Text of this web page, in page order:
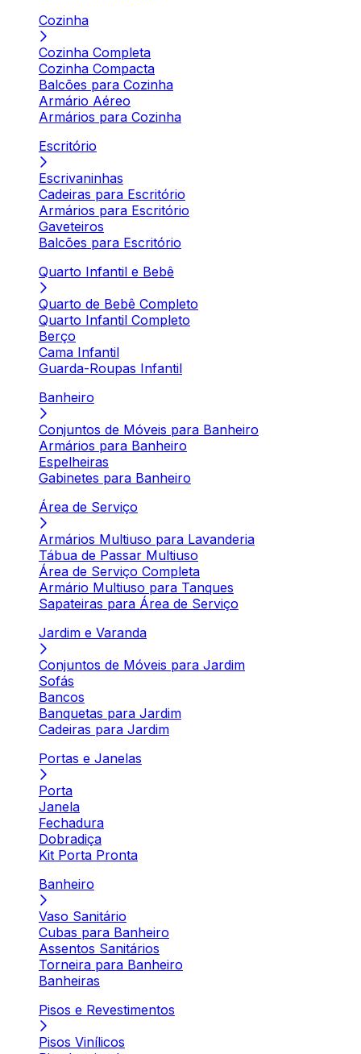
Cozinha
Cozinha Completa
Cozinha Compacta
Balcões para Cozinha
Armário Aéreo
Armários para Cozinha
Escritório
Escrivaninhas
Cadeiras para Escritório
Armários para Escritório
Gaveteiros
Balcões para Escritório
Quarto Infantil e Bebê
Quarto de Bebê Completo
Quarto Infantil Completo
Berço
Cama Infantil
Guarda-Roupas Infantil
Banheiro
Conjuntos de Móveis para Banheiro
Armários para Banheiro
Espelheiras
Gabinetes para Banheiro
Área de Serviço
Armários Multiuso para Lavanderia
Tábua de Passar Multiuso
Área de Serviço Completa
Armário Multiuso para Tanques
Sapateiras para Área de Serviço
Jardim e Varanda
Conjuntos de Móveis para Jardim
Sofás
Bancos
Banquetas para Jardim
Cadeiras para Jardim
Portas e Janelas
Porta
Janela
Fechadura
Dobradiça
Kit Porta Pronta
Banheiro
Vaso Sanitário
Cubas para Banheiro
Assentos Sanitários
Torneira para Banheiro
Banheiras
Pisos e Revestimentos
Pisos Vinílicos